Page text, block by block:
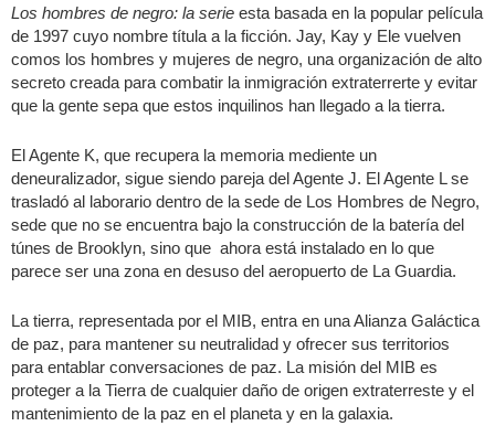
Los hombres de negro: la serie esta basada en la popular película
de 1997 cuyo nombre títula a la ficción. Jay, Kay y Ele vuelven
comos los hombres y mujeres de negro, una organización de alto
secreto creada para combatir la inmigración extraterrerte y evitar
que la gente sepa que estos inquilinos han llegado a la tierra.
El Agente K, que recupera la memoria mediente un
deneuralizador, sigue siendo pareja del Agente J. El Agente L se
trasladó al laborario dentro de la sede de Los Hombres de Negro,
sede que no se encuentra bajo la construcción de la batería del
túnes de Brooklyn, sino que ahora está instalado en lo que
parece ser una zona en desuso del aeropuerto de La Guardia.
La tierra, representada por el MIB, entra en una Alianza Galáctica
de paz, para mantener su neutralidad y ofrecer sus territorios
para entablar conversaciones de paz. La misión del MIB es
proteger a la Tierra de cualquier daño de origen extraterreste y el
mantenimiento de la paz en el planeta y en la galaxia.